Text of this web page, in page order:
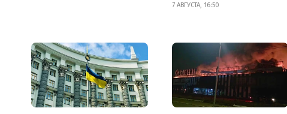
7 АВГУСТА, 16:50